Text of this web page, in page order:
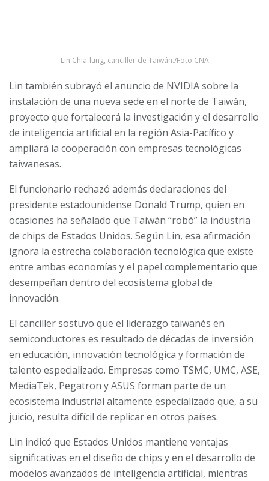
Lin Chia-lung, canciller de Taiwán./Foto CNA
Lin también subrayó el anuncio de NVIDIA sobre la
instalación de una nueva sede en el norte de Taiwán,
proyecto que fortalecerá la investigación y el desarrollo
de inteligencia artificial en la región Asia-Pacífico y
ampliará la cooperación con empresas tecnológicas
taiwanesas.
El funcionario rechazó además declaraciones del
presidente estadounidense Donald Trump, quien en
ocasiones ha señalado que Taiwán “robó” la industria
de chips de Estados Unidos. Según Lin, esa afirmación
ignora la estrecha colaboración tecnológica que existe
entre ambas economías y el papel complementario que
desempeñan dentro del ecosistema global de
innovación.
El canciller sostuvo que el liderazgo taiwanés en
semiconductores es resultado de décadas de inversión
en educación, innovación tecnológica y formación de
talento especializado. Empresas como TSMC, UMC, ASE,
MediaTek, Pegatron y ASUS forman parte de un
ecosistema industrial altamente especializado que, a su
juicio, resulta difícil de replicar en otros países.
Lin indicó que Estados Unidos mantiene ventajas
significativas en el diseño de chips y en el desarrollo de
modelos avanzados de inteligencia artificial, mientras